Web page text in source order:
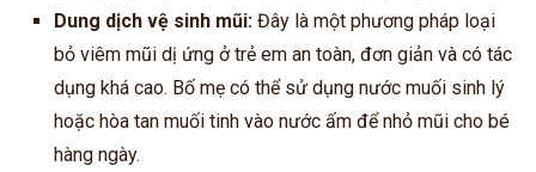
Dung dịch vệ sinh mũi: Đây là một phương pháp loại
bỏ viêm mũi dị ứng ở trẻ em an toàn, đơn giản và có tác
dụng khá cao. Bố mẹ có thể sử dụng nước muối sinh lý
hoặc hòa tan muối tinh vào nước ấm để nhỏ mũi cho bé
hàng ngày.